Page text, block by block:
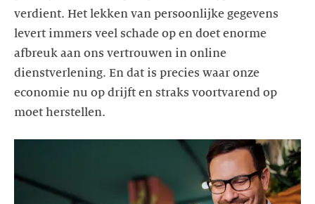
verdient. Het lekken van persoonlijke gegevens
levert immers veel schade op en doet enorme
afbreuk aan ons vertrouwen in online
dienstverlening. En dat is precies waar onze
economie nu op drijft en straks voortvarend op
moet herstellen.